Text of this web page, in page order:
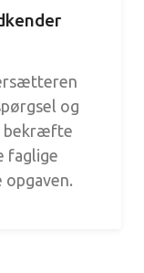
og
bekræfte
faglige